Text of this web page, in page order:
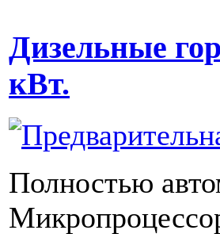
Дизельные
кВт.
Полностью